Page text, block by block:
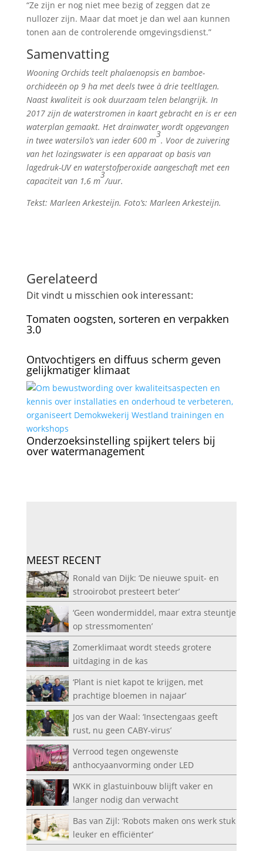
“Ze zijn er nog niet mee bezig of zeggen dat ze
nullozer zijn. Maar dat moet je dan wel aan kunnen
tonen aan de controlerende omgevingsdienst.”
Samenvatting
Wooning Orchids teelt phalaenopsis en bamboe-
orchideeën op 9 ha met deels twee à drie teeltlagen.
Naast kwaliteit is ook duurzaam telen belangrijk. In
2017 zijn de waterstromen in kaart gebracht en is er een
waterplan gemaakt. Het drainwater wordt opgevangen
in twee watersilo’s van ieder 600 m
3
. Voor de zuivering
van het lozingswater is een apparaat op basis van
lagedruk-UV en waterstofperoxide aangeschaft met een
capaciteit van 1,6 m
3
/uur.
Tekst: Marleen Arkesteijn. Foto’s: Marleen Arkesteijn.
Gerelateerd
Dit vindt u misschien ook interessant:
Tomaten oogsten, sorteren en verpakken
3.0
Ontvochtigers en diffuus scherm geven
gelijkmatiger klimaat
Onderzoeksinstelling spijkert telers bij
over watermanagement
MEEST RECENT
Ronald van Dijk: ‘De nieuwe spuit- en
strooirobot presteert beter’
‘Geen wondermiddel, maar extra steuntje
op stressmomenten’
Zomerklimaat wordt steeds grotere
uitdaging in de kas
‘Plant is niet kapot te krijgen, met
prachtige bloemen in najaar’
Jos van der Waal: ‘Insectengaas geeft
rust, nu geen CABY-virus’
Verrood tegen ongewenste
anthocyaanvorming onder LED
WKK in glastuinbouw blijft vaker en
langer nodig dan verwacht
Bas van Zijl: ‘Robots maken ons werk stuk
leuker en efficiënter’